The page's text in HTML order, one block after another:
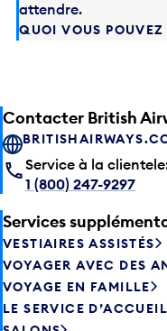
QUOI VOUS POUVEZ
Service à la
1 (800) 247-9297
VESTIAIRES ASSISTÉS
VOYAGER AVEC DES
VOYAGE EN FAMILLE
LE SERVICE D’ACCUEIL
SALONS